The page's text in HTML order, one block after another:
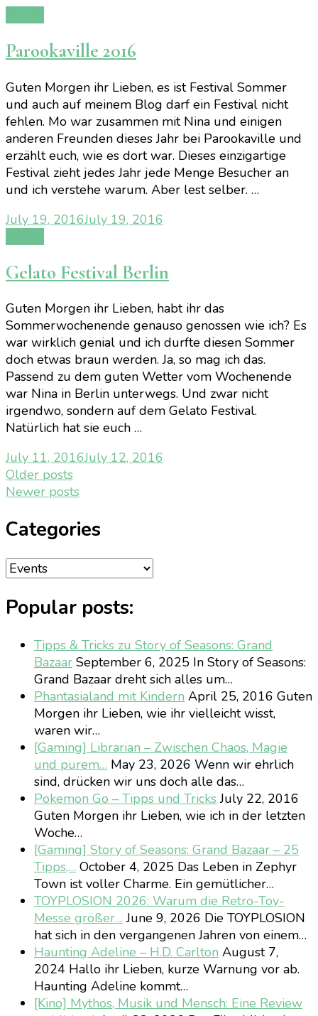
Parookaville 2016
Guten Morgen ihr Lieben, es ist Festival Sommer
und auch auf meinem Blog darf ein Festival nicht
fehlen. Mo war zusammen mit Nina und einigen
anderen Freunden dieses Jahr bei Parookaville und
erzählt euch, wie es dort war. Dieses einzigartige
Festival zieht jedes Jahr jede Menge Besucher an
und ich verstehe warum. Aber lest selber. …
July 19, 2016July 19, 2016
Gelato Festival Berlin
Guten Morgen ihr Lieben, habt ihr das
Sommerwochenende genauso genossen wie ich? Es
war wirklich genial und ich durfte diesen Sommer
doch etwas braun werden. Ja, so mag ich das.
Passend zu dem guten Wetter vom Wochenende
war Nina in Berlin unterwegs. Und zwar nicht
irgendwo, sondern auf dem Gelato Festival.
Natürlich hat sie euch …
July 11, 2016July 12, 2016
Posts
navigation
Older posts
Newer posts
Categories
Categories
Popular posts:
Tipps & Tricks zu Story of Seasons: Grand
Bazaar September 6, 2025 In Story of Seasons:
Grand Bazaar dreht sich alles um…
Phantasialand mit Kindern April 25, 2016 Guten
Morgen ihr Lieben, wie ihr vielleicht wisst,
waren wir…
[Gaming] Librarian – Zwischen Chaos, Magie
und purem… May 23, 2026 Wenn wir ehrlich
sind, drücken wir uns doch alle das…
Pokemon Go – Tipps und TricksJuly 22, 2016
Guten Morgen ihr Lieben, wie ich in der letzten
Woche…
[Gaming] Story of Seasons: Grand Bazaar – 25
Tipps,… October 4, 2025 Das Leben in Zephyr
Town ist voller Charme. Ein gemütlicher…
TOYPLOSION 2026: Warum die Retro-Toy-
Messe größer… June 9, 2026 Die TOYPLOSION
hat sich in den vergangenen Jahren von einem…
Haunting Adeline – H.D. Carlton August 7,
2024 Hallo ihr Lieben, kurze Warnung vor ab.
Haunting Adeline kommt…
[Kino] Mythos, Musik und Mensch: Eine Review